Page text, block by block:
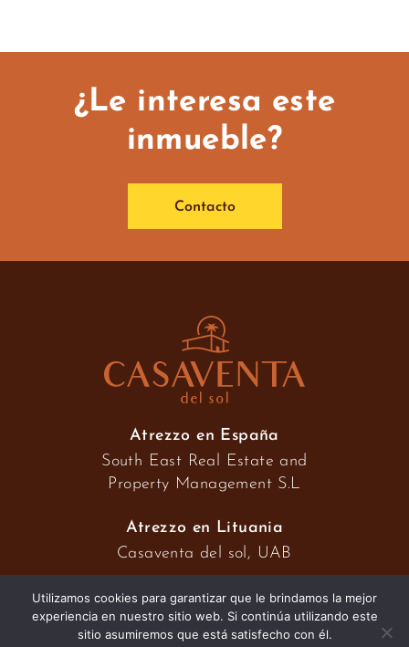
¿Le interesa este
inmueble?
Contacto
Atrezzo en España
South East Real Estate and
Property Management S.L
Atrezzo en Lituania
Casaventa del sol, UAB
2026 © Casaventa del sol
Utilizamos cookies para garantizar que le brindamos la mejor
experiencia en nuestro sitio web. Si continúa utilizando este
sitio asumiremos que está satisfecho con él.